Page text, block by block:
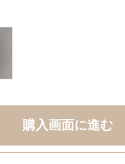
購入画面に進む